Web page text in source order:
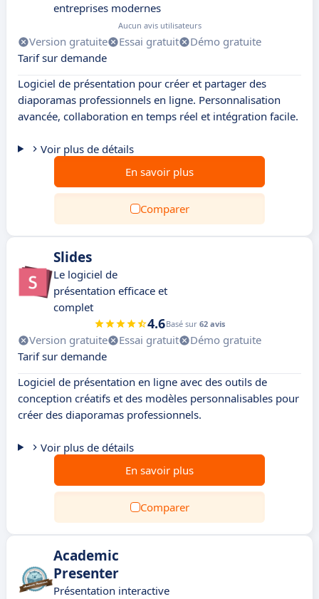
entreprises modernes
Aucun avis utilisateurs
Version gratuite Essai gratuit
Démo gratuite
Tarif sur demande
Logiciel de présentation pour créer et partager des
diaporamas professionnels en ligne. Personnalisation
avancée, collaboration en temps réel et intégration facile.
Voir plus de détails
En savoir plus
Comparer
Slides
Le logiciel de
présentation efficace et
complet
4.6Basé sur 62 avis
Version gratuite Essai gratuit
Démo gratuite
Tarif sur demande
Logiciel de présentation en ligne avec des outils de
conception créatifs et des modèles personnalisables pour
créer des diaporamas professionnels.
Voir plus de détails
En savoir plus
Comparer
Academic
Presenter
Présentation interactive